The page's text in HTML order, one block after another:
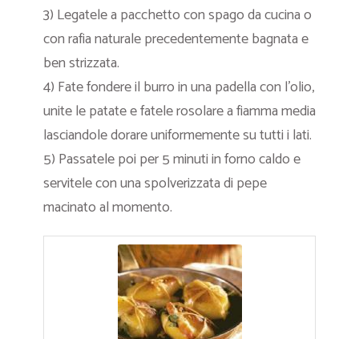
3) Legatele a pacchetto con spago da cucina o
con rafia naturale precedentemente bagnata e
ben strizzata.
4) Fate fondere il burro in una padella con l’olio,
unite le patate e fatele rosolare a fiamma media
lasciandole dorare uniformemente su tutti i lati.
5) Passatele poi per 5 minuti in forno caldo e
servitele con una spolverizzata di pepe
macinato al momento.